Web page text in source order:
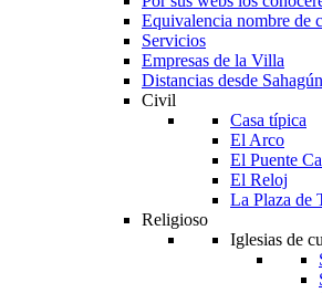
Equivalencia nombre de
Servicios
Empresas de la Villa
Distancias desde Sahagún
Civil
Casa típica
El Arco
El Puente
El Reloj
La Plaza de
Religioso
Iglesias de